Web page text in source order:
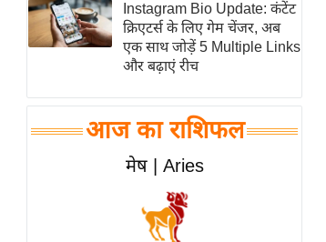
स्तंभ
एम.
चाय पर
समीक्षा
Instagram Bio Update: कंटेंट
क्रिएटर्स के लिए गेम चेंजर, अब
एक साथ जोड़ें 5 Multiple Links
और बढ़ाएं रीच
आज का राशिफल
मेष | Aries